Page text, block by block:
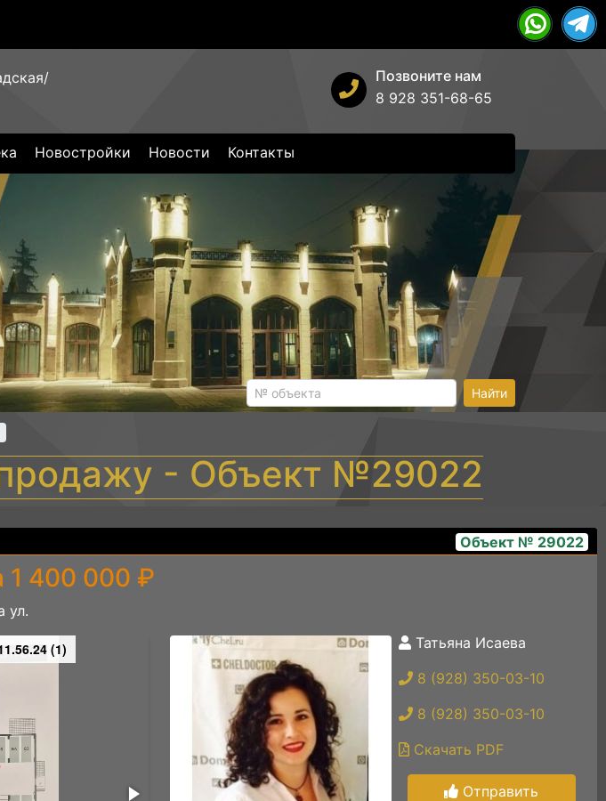
Позвоните нам
8 928 351-68-65
Новостройки Новости Контакты
Найти
- Объект №29022
Объект № 29022
1 400 000 ₽
ул.
(1) whatsapp image 2025-12-01 at 11.56.23
Татьяна Исаева
8 (928) 350-03-10
8 (928) 350-03-10
Скачать PDF
Отправить